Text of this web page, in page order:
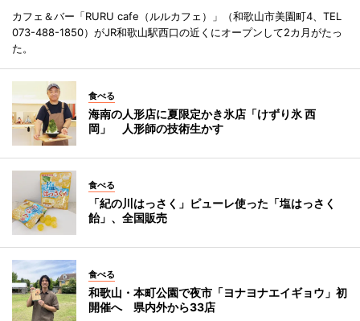
カフェ＆バー「RURU cafe（ルルカフェ）」（和歌山市美園町4、TEL
073-488-1850）がJR和歌山駅西口の近くにオープンして2カ月がたっ
た。
食べる
海南の人形店に夏限定かき氷店「けずり氷 西
岡」 人形師の技術生かす
食べる
「紀の川はっさく」ピューレ使った「塩はっさく
飴」、全国販売
食べる
和歌山・本町公園で夜市「ヨナヨナエイギョウ」初
開催へ 県内外から33店